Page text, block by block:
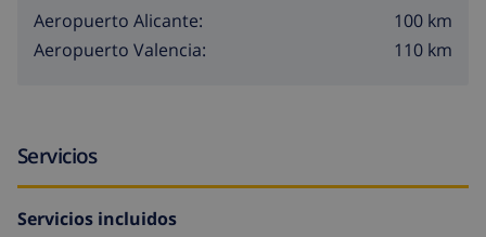
Aeropuerto Alicante:
100 km
Aeropuerto Valencia:
110 km
Servicios
Servicios incluidos